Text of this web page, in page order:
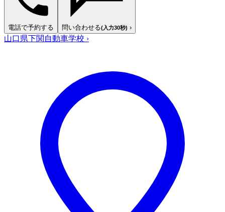
電話で予約する 問い合わせる(入力30秒) ›
山口県下関自動車学校 ›